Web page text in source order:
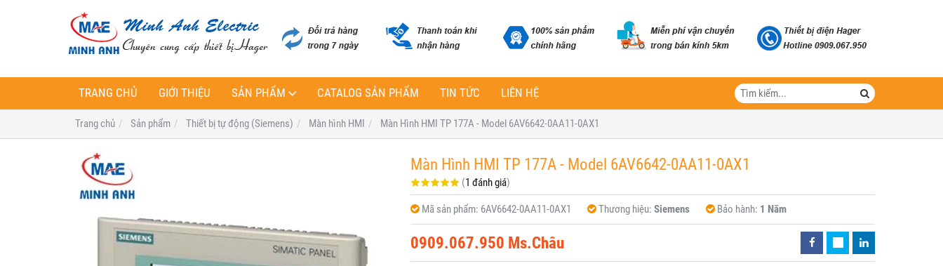
TRANG CHỦ GIỚI THIỆU SẢN PHẨM CATALOG SẢN PHẨM TIN TỨC LIÊN HỆ
Trang chủ Sản phẩm Thiết bị tự động (Siemens) Màn hình HMI Màn Hình HMI TP 177A - Model 6AV6642-0AA11-0AX1
Màn Hình HMI TP 177A - Model 6AV6642-0AA11-0AX1
(1 đánh giá)
Mã sản phẩm: 6AV6642-0AA11-0AX1 Thương hiệu: Siemens Bảo hành: 1 Năm
0909.067.950 Ms.Châu